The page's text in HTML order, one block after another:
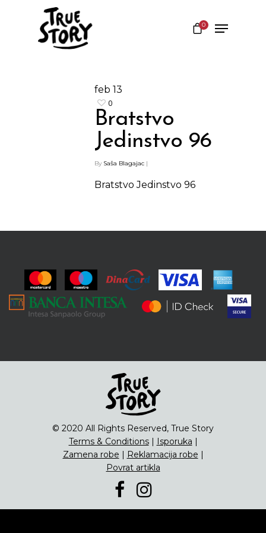
0
feb 13
0
Bratstvo
Jedinstvo 96
By Saša Blagajac |
Bratstvo Jedinstvo 96
© 2020 All Rights Reserved, True Story
Terms & Conditions| Isporuka |
Zamena robe | Reklamacija robe |
Povrat artikla
Protein barovi
Čipsevi
Sušeno Voće
Paketi proizvoda
ENG